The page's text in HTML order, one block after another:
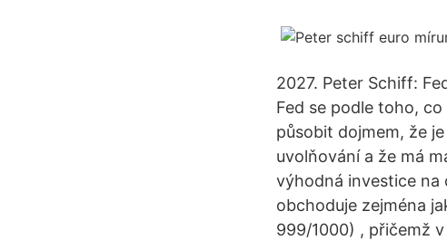
2027. Peter Schiff:
Fed se podle toho,
působit dojmem, že
uvolňování a že má
výhodná investice na
obchoduje zejména
999/1000) , přičemž